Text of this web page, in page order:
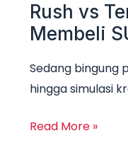
Rush vs
Membeli
Sedang bingung
hingga simulasi
Read More »